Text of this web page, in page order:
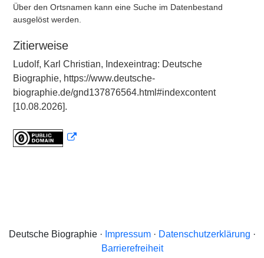
Über den Ortsnamen kann eine Suche im Datenbestand
ausgelöst werden.
Zitierweise
Ludolf, Karl Christian, Indexeintrag: Deutsche
Biographie, https://www.deutsche-
biographie.de/gnd137876564.html#indexcontent
[10.08.2026].
Deutsche Biographie · Impressum· Datenschutzerklärung ·
Barrierefreiheit